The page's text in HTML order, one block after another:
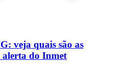
veja quais são as
alerta do Inmet